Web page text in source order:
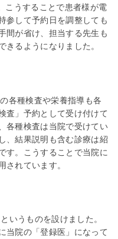
こうすることで患者様が電
参して予約日を調整しても
間が省け、担当する先生も
きるようになりました。
各種検査や栄養指導も各
査」予約として受け付けて
各種検査は当院で受けてい
、結果説明も含む診療は紹
す。こうすることで当院に
されています。
いうものを設けました。
当院の「登録医」になって